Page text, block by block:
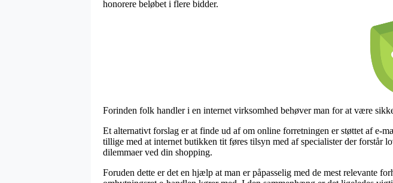
honorere beløbet i flere bidder.
Forinden folk handler i en internet virksomhed behøver man for at være
Et alternativt forslag er at finde ud af om online forretningen er støttet af e-
tillige med at internet butikken tit føres tilsyn med af specialister der forstår
dilemmaer ved din shopping.
Foruden dette er det en hjælp at man er påpasselig med de mest relevante